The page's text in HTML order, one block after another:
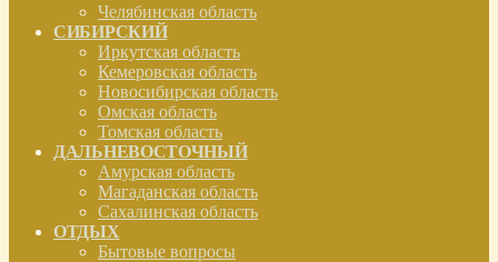
Челябинская область
СИБИРСКИЙ
Иркутская область
Кемеровская область
Новосибирская область
Омская область
Томская область
ДАЛЬНЕВОСТОЧНЫЙ
Амурская область
Магаданская область
Сахалинская область
ОТДЫХ
Бытовые вопросы